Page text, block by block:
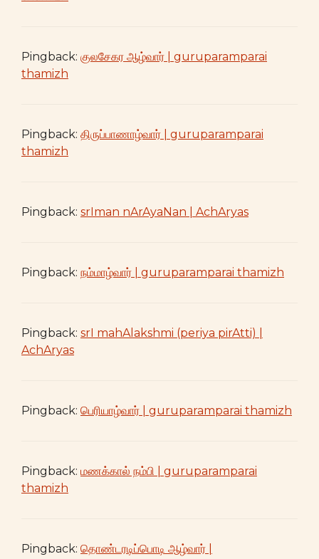
Pingback: குலசேகர ஆழ்வார் | guruparamparai
thamizh
Pingback: திருப்பாணாழ்வார் | guruparamparai
thamizh
Pingback: srIman nArAyaNan | AchAryas
Pingback: நம்மாழ்வார் | guruparamparai thamizh
Pingback: srI mahAlakshmi (periya pirAtti) |
AchAryas
Pingback: பெரியாழ்வார் | guruparamparai thamizh
Pingback: மணக்கால் நம்பி | guruparamparai
thamizh
Pingback: தொண்டரடிப்பொடி ஆழ்வார் |